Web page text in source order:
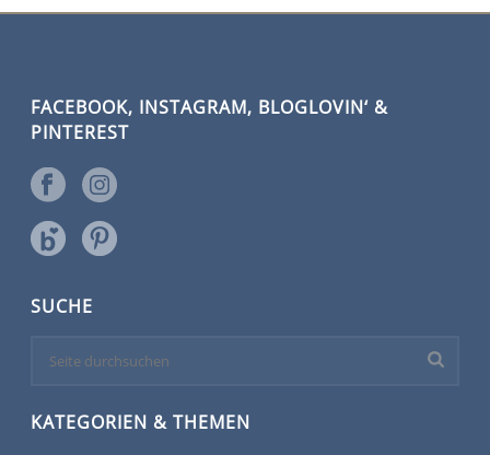
FACEBOOK, INSTAGRAM, BLOGLOVIN‘ &
PINTEREST
SUCHE
KATEGORIEN & THEMEN